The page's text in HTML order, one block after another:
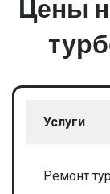
Цены
Услуги
Ремонт